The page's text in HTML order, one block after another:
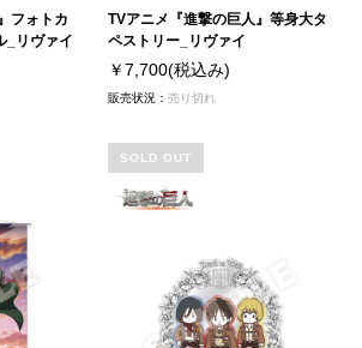
フォトカ
_リヴァイ
TVアニメ『進撃の巨人』等身大タ
ペストリー_リヴァイ
￥7,700(税込み)
販売状況：売り切れ
SOLD OUT